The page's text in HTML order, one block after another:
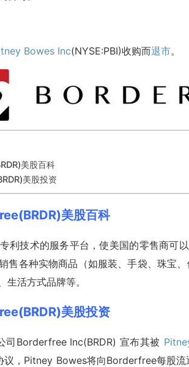
Bowes Inc(NYSE:PBI)收购而退市。
美股百科
美股投资
美股百科
利技术的服务平台，使美国的零售商可
售各种实物商品（如服装、手袋、珠宝
活方式品牌等。
美股投资
Borderfree Inc(BRDR) 宣布其被
议，Pitney Bowes将向Borderfree每股